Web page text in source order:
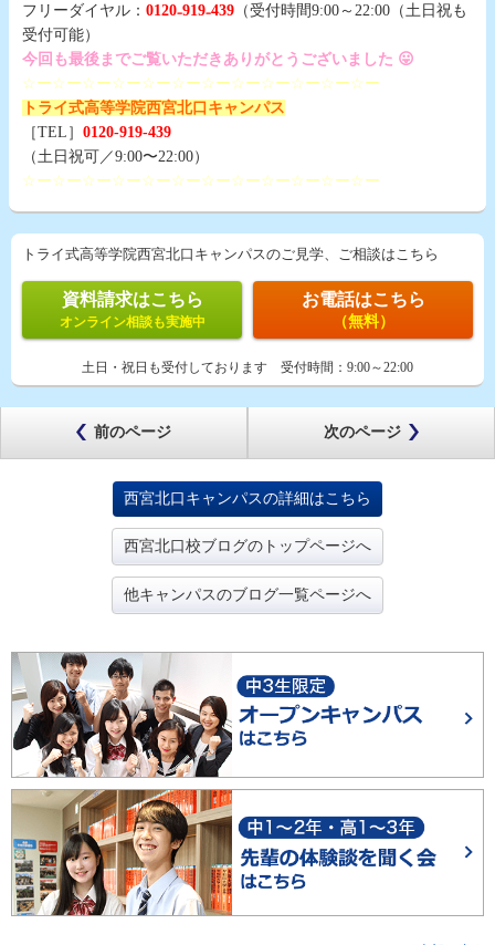
フリーダイヤル： 0120₋919₋439 （受付時間9:00～22:00（土日祝も
受付可能）
今回も最後までご覧いただきありがとうございました 😛
☆ー☆ー☆ー☆ー☆ー☆ー☆ー☆ー☆ー☆ー☆ー☆ー
トライ式高等学院西宮北口キャンパス
［TEL］ 0120-919-439
（土日祝可／9:00〜22:00）
☆ー☆ー☆ー☆ー☆ー☆ー☆ー☆ー☆ー☆ー☆ー☆ー
トライ式高等学院西宮北口キャンパスのご見学、ご相談はこちら
資料請求はこちら
オンライン相談も実施中
お電話はこちら
（無料）
土日・祝日も受付しております 受付時間： 9:00～22:00
前のページ 次のページ
西宮北口キャンパスの詳細はこちら
西宮北口校ブログのトップページへ
他キャンパスのブログ一覧ページへ